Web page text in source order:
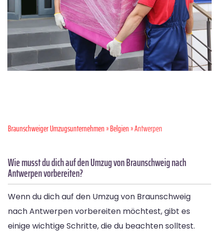
Braunschweiger Umzugsunternehmen»Belgien» Antwerpen
Wie musst du dich auf den Umzug von Braunschweig nach
Antwerpen vorbereiten?
Wenn du dich auf den Umzug von Braunschweig
nach Antwerpen vorbereiten möchtest, gibt es
einige wichtige Schritte, die du beachten solltest.